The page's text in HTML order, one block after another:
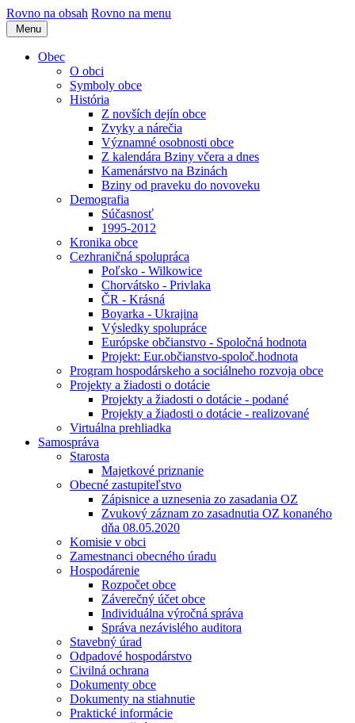
Rovno na obsah Rovno na menu
Menu
Obec
O obci
Symboly obce
História
Z novších dejín obce
Zvyky a nárečia
Významné osobnosti obce
Z kalendára Bziny včera a dnes
Kamenárstvo na Bzinách
Bziny od praveku do novoveku
Demografia
Súčasnosť
1995-2012
Kronika obce
Cezhraničná spolupráca
Poľsko - Wilkowice
Chorvátsko - Privlaka
ČR - Krásná
Boyarka - Ukrajina
Výsledky spolupráce
Európske občianstvo - Spoločná hodnota
Projekt: Eur.občianstvo-spoloč.hodnota
Program hospodárskeho a sociálneho rozvoja obce
Projekty a žiadosti o dotácie
Projekty a žiadosti o dotácie - podané
Projekty a žiadosti o dotácie - realizované
Virtuálna prehliadka
Samospráva
Starosta
Majetkové priznanie
Obecné zastupiteľstvo
Zápisnice a uznesenia zo zasadania OZ
Zvukový záznam zo zasadnutia OZ konaného
dňa 08.05.2020
Komisie v obci
Zamestnanci obecného úradu
Hospodárenie
Rozpočet obce
Záverečný účet obce
Individuálna výročná správa
Správa nezávislého auditora
Stavebný úrad
Odpadové hospodárstvo
Civilná ochrana
Dokumenty obce
Dokumenty na stiahnutie
Praktické informácie